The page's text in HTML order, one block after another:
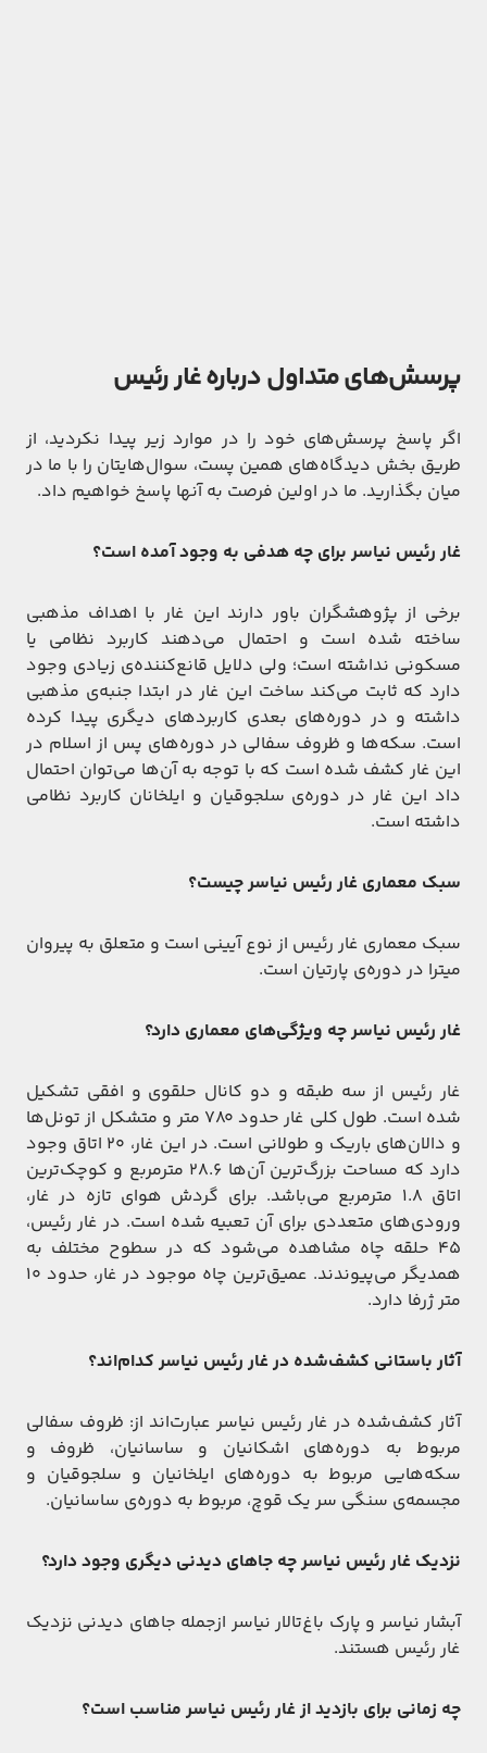
پرسش‌های متداول درباره غار رئیس
اگر پاسخ پرسش‌های خود را در موارد زیر پیدا نکردید، از
طریق بخش دیدگاه‌های همین پست، سوال‌هایتان را با ما در
میان بگذارید. ما در اولین فرصت به آنها پاسخ خواهیم داد.
غار رئیس نیاسر برای چه هدفی به وجود آمده است؟
برخی از پژوهشگران باور دارند این غار با اهداف مذهبی
ساخته شده است و احتمال می‌‏دهند کاربرد نظامی یا
مسکونی نداشته است؛ ولی دلایل قانع‏‌کننده‌‏ی زیادی وجود
دارد که ثابت می‏‌کند ساخت این غار در ابتدا جنبه‌‏ی مذهبی
داشته و در دوره‌های بعدی کاربردهای دیگری پیدا کرده
است. سکه‏‌ها و ظروف سفالی در دوره‌‏های پس از اسلام در
این غار کشف شده است که با توجه به آن‌ها می‌توان احتمال
داد این غار در دوره‌‏ی سلجوقیان و ایلخانان کاربرد نظامی
داشته است.
سبک معماری غار رئیس نیاسر چیست؟
سبک معماری غار رئیس از نوع آیینی است و متعلق به پیروان
میترا در دوره‌ی پارتیان است.
غار رئیس نیاسر چه ویژگی‌های معماری دارد؟
غار رئیس از سه طبقه و دو کانال حلقوی و افقی تشکیل
شده است. طول کلی غار حدود ۷۸۰ متر و متشکل از تونل‌ها
و دالان‌های باریک و طولانی است. در این غار، ۲۰ اتاق وجود
دارد که مساحت بزرگ‌ترین آن‌ها ۲۸.۶ مترمربع و کوچک‌ترین
اتاق ۱.۸ مترمربع می‌باشد. برای گردش هوای تازه در غار،
ورودی‌های متعددی برای آن تعبیه شده است. در غار رئیس،
۴۵ حلقه چاه مشاهده می‌شود که در سطوح مختلف به
همدیگر می‌پیوندند. عمیق‌ترین چاه موجود در غار، حدود ۱۰
متر ژرفا دارد.
آثار باستانی کشف‌شده در غار رئیس نیاسر کدام‌اند؟
آثار کشف‌شده در غار رئیس نیاسر عبارت‌اند از: ظروف سفالی
مربوط به دوره‌های اشکانیان و ساسانیان، ظروف و
سکه‌هایی مربوط به دوره‌های ایلخانیان و سلجوقیان و
مجسمه‌ی سنگی سر یک قوچ، مربوط به دوره‌ی ساسانیان.
نزدیک غار رئیس نیاسر چه جاهای دیدنی دیگری وجود دارد؟
آبشار نیاسر و پارک باغ‌تالار نیاسر ازجمله جاهای دیدنی نزدیک
غار رئیس هستند.
چه زمانی برای بازدید از غار رئیس نیاسر مناسب است؟